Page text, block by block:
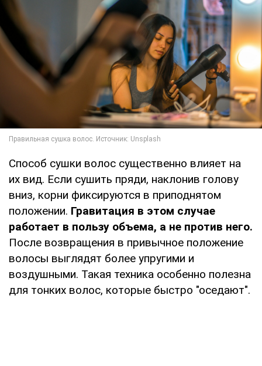
Способ сушки волос существенно влияет на
их вид. Если сушить пряди, наклонив голову
вниз, корни фиксируются в приподнятом
положении. Гравитация в этом случае
работает в пользу объема, а не против него.
После возвращения в привычное положение
волосы выглядят более упругими и
воздушными. Такая техника особенно полезна
для тонких волос, которые быстро "оседают".